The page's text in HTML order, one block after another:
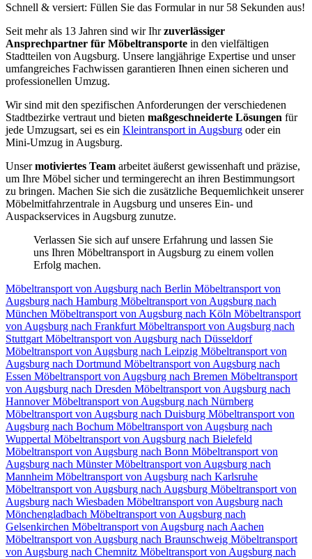
Schnell & versiert: Füllen Sie das Formular in nur 58 Sekunden aus!
Seit mehr als 13 Jahren sind wir Ihrzuverlässiger
Ansprechpartner für Möbeltransporte in den vielfältigen
Stadtteilen von Augsburg. Unsere langjährige Expertise und unser
umfangreiches Fachwissen garantieren Ihnen einen sicheren und
professionellen Umzug.
Wir sind mit den spezifischen Anforderungen der verschiedenen
Stadtbezirke vertraut und bieten maßgeschneiderte Lösungen für
jede Umzugsart, sei es ein Kleintransport in Augsburg oder ein
Mini-Umzug in Augsburg.
Unsermotiviertes Team arbeitet äußerst gewissenhaft und präzise,
um Ihre Möbel sicher und termingerecht an ihren Bestimmungsort
zu bringen. Machen Sie sich die zusätzliche Bequemlichkeit unserer
Möbelmitfahrzentrale in Augsburg und unseres Ein- und
Auspackservices in Augsburg zunutze.
Verlassen Sie sich auf unsere Erfahrung und lassen Sie
uns Ihren Möbeltransport in Augsburg zu einem vollen
Erfolg machen.
Möbeltransport von Augsburg nach Berlin Möbeltransport von
Augsburg nach Hamburg Möbeltransport von Augsburg nach
München Möbeltransport von Augsburg nach Köln Möbeltransport
von Augsburg nach Frankfurt Möbeltransport von Augsburg nach
Stuttgart Möbeltransport von Augsburg nach Düsseldorf
Möbeltransport von Augsburg nach Leipzig Möbeltransport von
Augsburg nach Dortmund Möbeltransport von Augsburg nach
Essen Möbeltransport von Augsburg nach Bremen Möbeltransport
von Augsburg nach Dresden Möbeltransport von Augsburg nach
HannoverMöbeltransport von Augsburg nach Nürnberg
Möbeltransport von Augsburg nach Duisburg Möbeltransport von
Augsburg nach Bochum Möbeltransport von Augsburg nach
Wuppertal Möbeltransport von Augsburg nach Bielefeld
Möbeltransport von Augsburg nach Bonn Möbeltransport von
Augsburg nach MünsterMöbeltransport von Augsburg nach
Mannheim Möbeltransport von Augsburg nach Karlsruhe
Möbeltransport von Augsburg nach Augsburg Möbeltransport von
Augsburg nach Wiesbaden Möbeltransport von Augsburg nach
Mönchengladbach Möbeltransport von Augsburg nach
Gelsenkirchen Möbeltransport von Augsburg nach Aachen
Möbeltransport von Augsburg nach Braunschweig Möbeltransport
von Augsburg nach Chemnitz⁠ Möbeltransport von Augsburg nach